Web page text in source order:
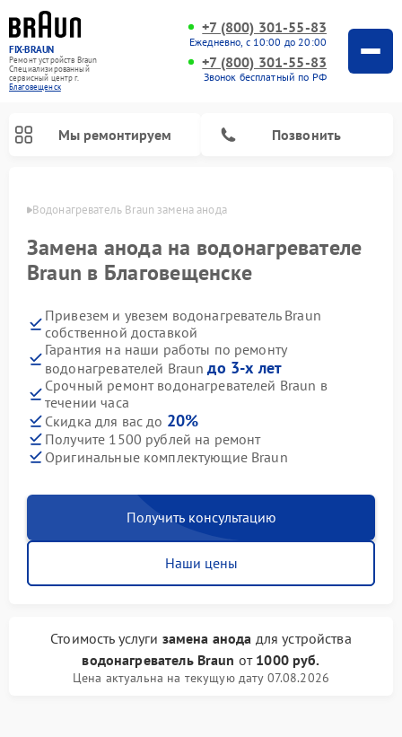
FIX-BRAUN
Ремонт устройств Braun
Специализированный
cервисный центр г.
Благовещенск
+7 (800) 301-55-83
Ежедневно, с 10:00 до 20:00
+7 (800) 301-55-83
Звонок бесплатный по РФ
Мы ремонтируем Позвонить
Водонагреватель Braun замена анода
Замена анода на водонагревателе
Braun в Благовещенске
Привезем и увезем водонагреватель Braun
собственной доставкой
Гарантия на наши работы по ремонту
водонагревателей Braunдо 3-х лет
Срочный ремонт водонагревателей Braun в
течении часа
Скидка для вас до 20%
Получите 1500 рублей на ремонт
Оригинальные комплектующие Braun
Получить консультацию
Наши цены
Стоимость услуги замена анода для устройства
водонагреватель Braun от 1000 руб.
Цена актуальна на текущую дату 07.08.2026